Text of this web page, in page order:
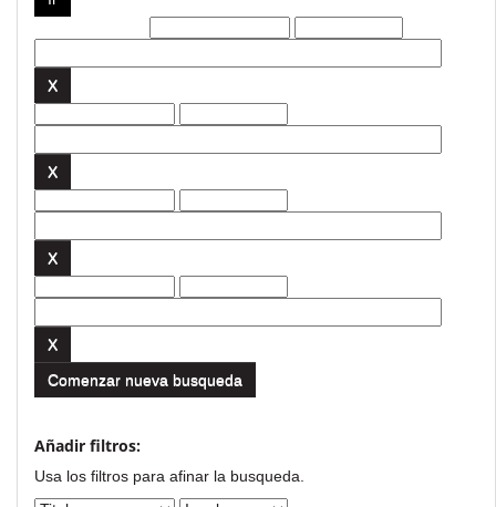
Comenzar nueva busqueda
Añadir filtros:
Usa los filtros para afinar la busqueda.